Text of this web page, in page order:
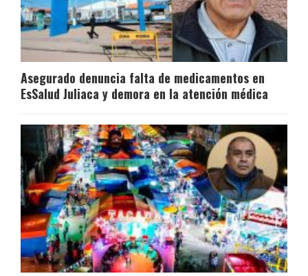
Asegurado denuncia falta de medicamentos en
EsSalud Juliaca y demora en la atención médica